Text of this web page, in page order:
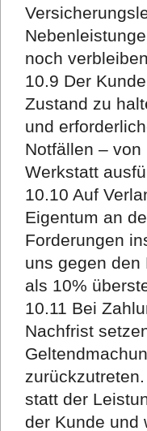
noch
10.9 Der
Zustand zu
und
Notfällen –
Werkstatt
10.10 Auf
Eigentum an
Forderungen
uns gegen den
als 10%
10.11 Bei
Nachfrist
statt der
der Kunde und